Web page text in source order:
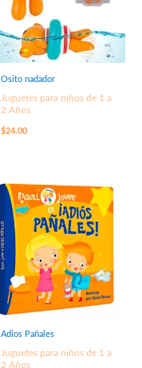
Osito nadador
Juguetes para niños de 1 a
2 Años
$24.00
Adios Pañales
Juguetes para niños de 1 a
2 Años